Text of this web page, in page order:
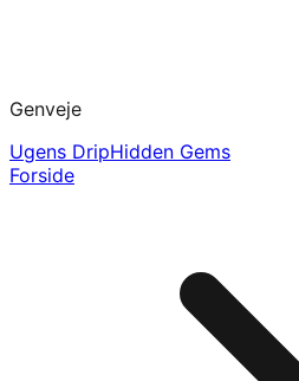
Genveje
Ugens DripHidden Gems
Forside